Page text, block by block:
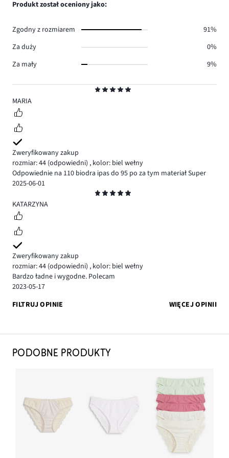
5
MARIA
Zweryfikowany zakup
rozmiar: 44 (odpowiedni) , kolor: biel wełny
Odpowiednie na 110 biodra ipas do 95 po za tym materiał Super
2025-06-01
5
KATARZYNA
Zweryfikowany zakup
rozmiar: 44 (odpowiedni) , kolor: biel wełny
Bardzo ładne i wygodne. Polecam
2023-05-17
FILTRUJ OPINIE
WIĘCEJ OPINII
Produkt został oceniony jako:
Zgodny z rozmiarem
91%
Za duży
0%
Za mały
9%
PODOBNE PRODUKTY